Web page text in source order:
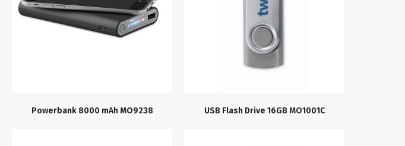
Powerbank 8000 mAh MO9238 USB Flash Drive 16GB MO1001C